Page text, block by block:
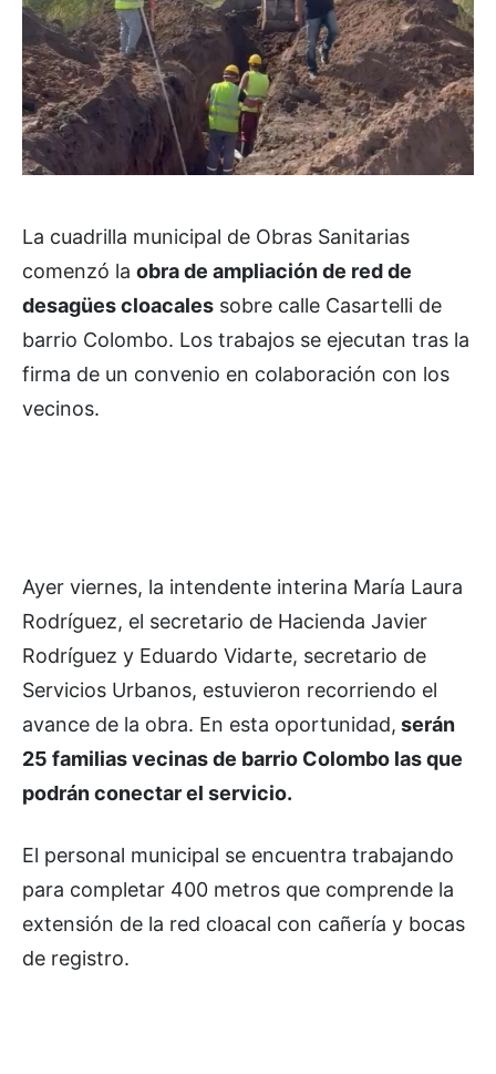
La cuadrilla municipal de Obras Sanitarias
comenzó la obra de ampliación de red de
desagües cloacales sobre calle Casartelli de
barrio Colombo. Los trabajos se ejecutan tras la
firma de un convenio en colaboración con los
vecinos.
Ayer viernes, la intendente interina María Laura
Rodríguez, el secretario de Hacienda Javier
Rodríguez y Eduardo Vidarte, secretario de
Servicios Urbanos, estuvieron recorriendo el
avance de la obra. En esta oportunidad, serán
25 familias vecinas de barrio Colombo las que
podrán conectar el servicio.
El personal municipal se encuentra trabajando
para completar 400 metros que comprende la
extensión de la red cloacal con cañería y bocas
de registro.